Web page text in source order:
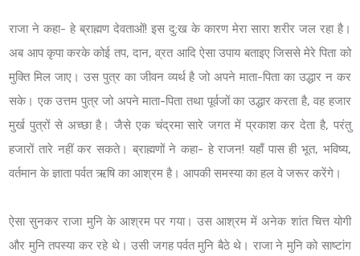
राजा ने कहा- हे ब्राह्मण देवताओं! इस दु:ख के कारण मेरा सारा शरीर जल रहा है।
अब आप कृपा करके कोई तप, दान, व्रत आदि ऐसा उपाय बताइए जिससे मेरे पिता को
मुक्ति मिल जाए। उस पुत्र का जीवन व्यर्थ है जो अपने माता-पिता का उद्धार न कर
सके। एक उत्तम पुत्र जो अपने माता-पिता तथा पूर्वजों का उद्धार करता है, वह हजार
मुर्ख पुत्रों से अच्छा है। जैसे एक चंद्रमा सारे जगत में प्रकाश कर देता है, परंतु
हजारों तारे नहीं कर सकते। ब्राह्मणों ने कहा- हे राजन! यहाँ पास ही भूत, भविष्य,
वर्तमान के ज्ञाता पर्वत ऋषि का आश्रम है। आपकी समस्या का हल वे जरूर करेंगे।
ऐसा सुनकर राजा मुनि के आश्रम पर गया। उस आश्रम में अनेक शांत चित्त योगी
और मुनि तपस्या कर रहे थे। उसी जगह पर्वत मुनि बैठे थे। राजा ने मुनि को साष्टांग